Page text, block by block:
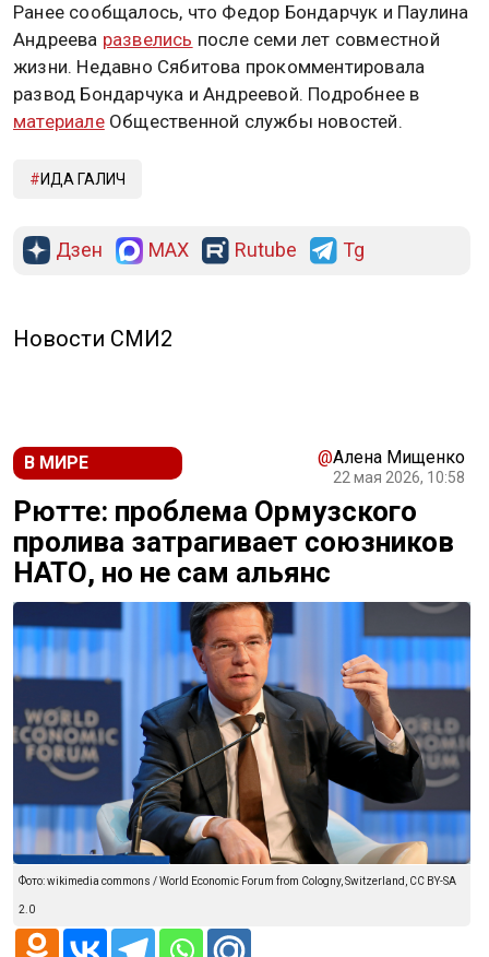
Ранее сообщалось, что Федор Бондарчук и Паулина
Андреева развелись после семи лет совместной
жизни. Недавно Сябитова прокомментировала
развод Бондарчука и Андреевой. Подробнее в
материалеОбщественной службы новостей.
ИДА ГАЛИЧ
Дзен MAX Rutube Tg
Новости СМИ2
В МИРЕ @Алена Мищенко
22 мая 2026, 10:58
Рютте: проблема Ормузского
пролива затрагивает союзников
НАТО, но не сам альянс
Фото: wikimedia commons / World Economic Forum from Cologny, Switzerland, CC BY-SA
2.0